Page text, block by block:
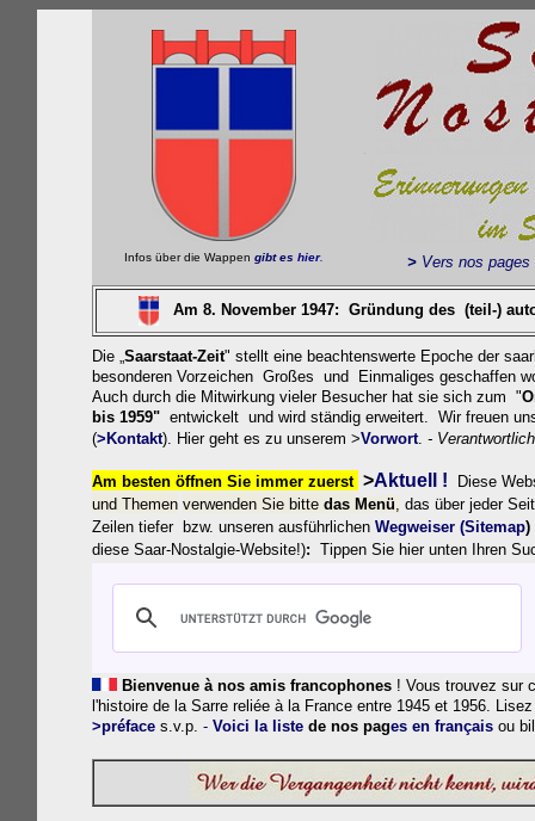
Infos über die Wappen gibt es hier. > Vers nos
Am 8. November 1947: Gründung des (teil-)
Die „Saarstaat-Zeit" stellt eine beachtenswerte Epoche der
besonderen Vorzeichen Großes und Einmaliges geschaffen
Auch durch die Mitwirkung vieler Besucher hat sie sich zum "
bis 1959" entwickelt und wird ständig erweitert. Wir freuen
(>Kontakt). Hier geht es zu unserem >Vorwort. -
Am besten öffnen Sie immer zuerst >Aktuel l ! Diese
und Themen verwenden Sie bitte das Menü, das über jeder
Zeilen tiefer bzw. unseren ausführlichen Wegweiser (Sitemap)
diese Saar-Nostalgie-Website!): Tippen Sie hier unten Ihren
Bienvenue à nos amis francophones! Vous trouvez sur
l'histoire de la Sarre reliée à la France entre 1945 et 1956.
>préfaces.v.p. - Voici la liste de nos pages en françaisou